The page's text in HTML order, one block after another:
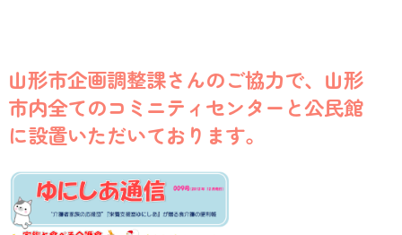
山形市企画調整課さんのご協力で、山形
市内全てのコミニティセンターと公民館
に設置いただいております。